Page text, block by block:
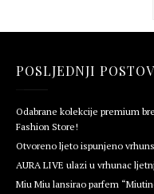
POSLJEDNJI
Odabrane kolekcije premium
Fashion Store!
Otvoreno ljeto ispunjeno
AURA LIVE ulazi u vrhunac
Miu Miu lansirao parfem